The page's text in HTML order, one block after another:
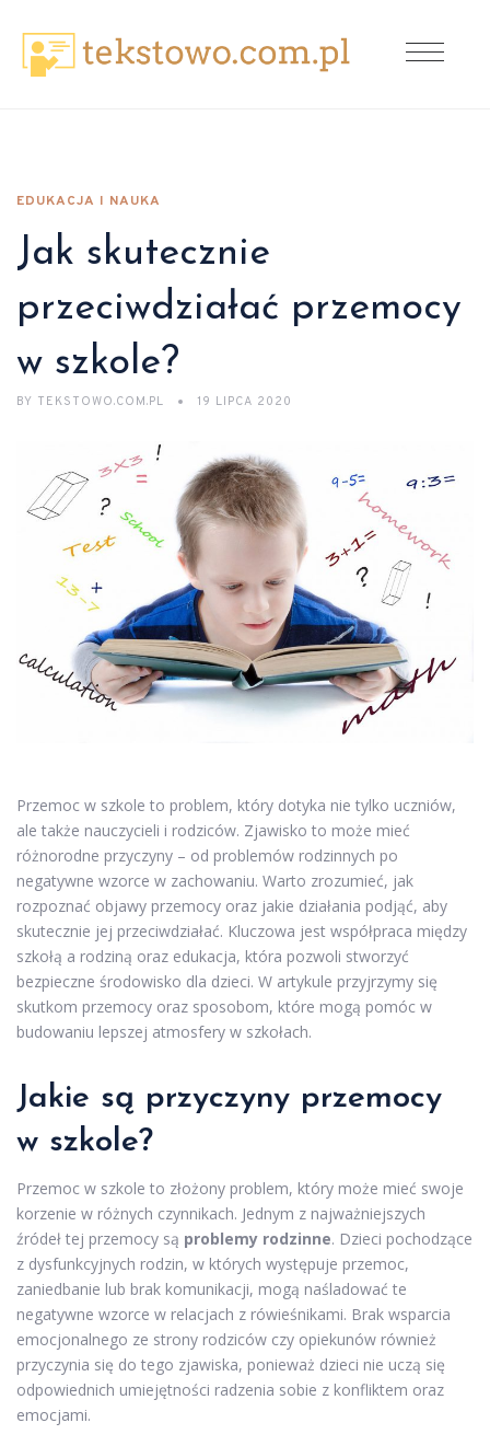
EDUKACJA I NAUKA
Jak skutecznie
przeciwdziałać przemocy
w szkole?
BY TEKSTOWO.COM.PL 19 LIPCA 2020
Przemoc w szkole to problem, który dotyka nie tylko uczniów,
ale także nauczycieli i rodziców. Zjawisko to może mieć
różnorodne przyczyny – od problemów rodzinnych po
negatywne wzorce w zachowaniu. Warto zrozumieć, jak
rozpoznać objawy przemocy oraz jakie działania podjąć, aby
skutecznie jej przeciwdziałać. Kluczowa jest współpraca między
szkołą a rodziną oraz edukacja, która pozwoli stworzyć
bezpieczne środowisko dla dzieci. W artykule przyjrzymy się
skutkom przemocy oraz sposobom, które mogą pomóc w
budowaniu lepszej atmosfery w szkołach.
Jakie są przyczyny przemocy
w szkole?
Przemoc w szkole to złożony problem, który może mieć swoje
korzenie w różnych czynnikach. Jednym z najważniejszych
źródeł tej przemocy są problemy rodzinne. Dzieci pochodzące
z dysfunkcyjnych rodzin, w których występuje przemoc,
zaniedbanie lub brak komunikacji, mogą naśladować te
negatywne wzorce w relacjach z rówieśnikami. Brak wsparcia
emocjonalnego ze strony rodziców czy opiekunów również
przyczynia się do tego zjawiska, ponieważ dzieci nie uczą się
odpowiednich umiejętności radzenia sobie z konfliktem oraz
emocjami.